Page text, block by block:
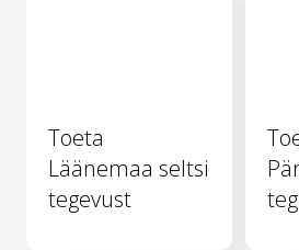
Toeta
Läänemaa seltsi
tegevust